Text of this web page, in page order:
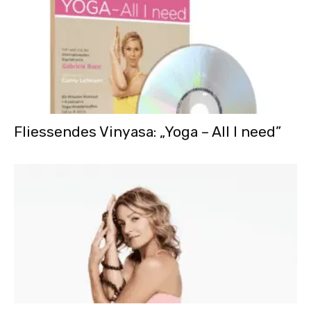
Fliessendes Vinyasa: „Yoga – All I need”